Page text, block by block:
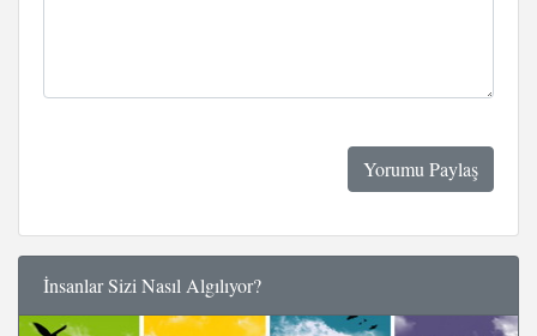
İnsanlar Sizi Nasıl Algılıyor?